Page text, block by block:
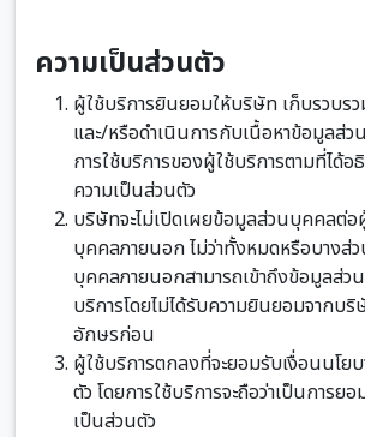
ความเป็นส่วนตัว
ผู้ใช้บริการยินยอมให้บริษัท เก็บรวบรว
และ/หรือดำเนินการกับเนื้อหาข้อมูลส่
การใช้บริการของผู้ใช้บริการตามที่ได้อ
ความเป็นส่วนตัว
บริษัทจะไม่เปิดเผยข้อมูลส่วนบุคคลต่อ
บุคคลภายนอก ไม่ว่าทั้งหมดหรือบางส่
บุคคลภายนอกสามารถเข้าถึงข้อมูลส่
บริการโดยไม่ได้รับความยินยอมจาก
อักษรก่อน
ผู้ใช้บริการตกลงที่จะยอมรับเงื่อนนโย
ตัว โดยการใช้บริการจะถือว่าเป็นการย
เป็นส่วนตัว